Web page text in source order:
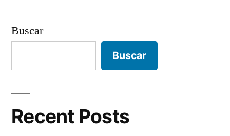
Buscar
Buscar
Recent Posts